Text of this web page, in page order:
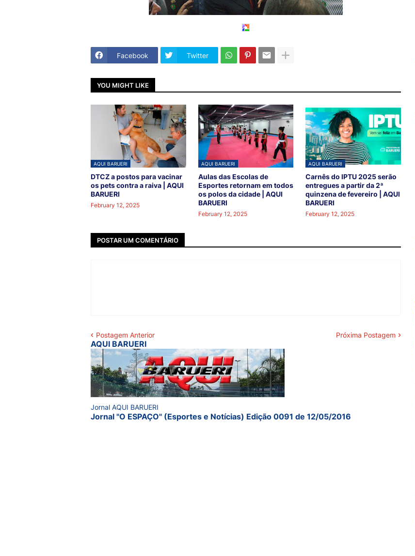
Facebook Twitter
YOU MIGHT LIKE
AQUI BARUERI
DTCZ a postos para vacinar
os pets contra a raiva | AQUI
BARUERI
February 12, 2025
AQUI BARUERI
Aulas das Escolas de
Esportes retornam em todos
os polos da cidade | AQUI
BARUERI
February 12, 2025
AQUI BARUERI
Carnês do IPTU 2025 serão
entregues a partir da 2ª
quinzena de fevereiro | AQUI
BARUERI
February 12, 2025
POSTAR UM COMENTÁRIO
Postagem Anterior Próxima Postagem
AQUI BARUERI
Jornal AQUI BARUERI
Jornal "O ESPAÇO" (Esportes e Notícias) Edição 0091 de 12/05/2016